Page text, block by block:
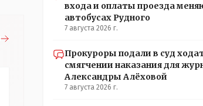
входа и оплаты проезда
автобусах Рудного
7 августа 2026 г.
Прокуроры подали в суд
смягчении наказания для
Александры Алёховой
7 августа 2026 г.